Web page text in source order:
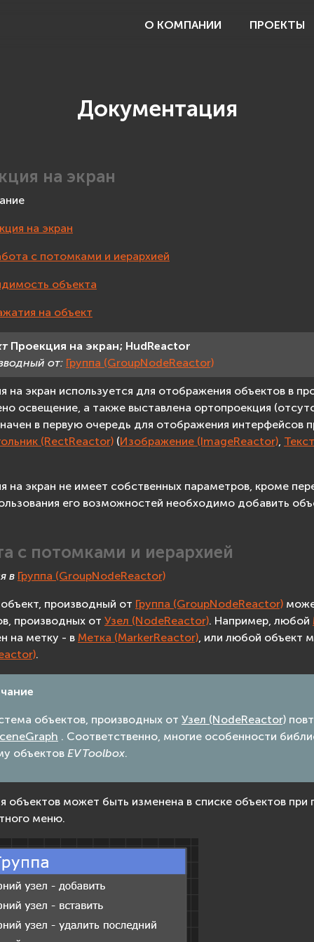
О КОМПАНИИ ПРОЕКТЫ
Документация
на экран
на экран
с потомками и иерархией
объекта
на объект
Проекция на экран; HudReactor
от: Группа (GroupNodeReactor)
на экран используется для отображения объектов в
освещение, а также выставлена ортопроекция
в первую очередь для отображения интерфейсов
(RectReactor) (Изображение (ImageReactor),
на экран не имеет собственных параметров, кроме
его возможностей необходимо добавить
с потомками и иерархией
в Группа (GroupNodeReactor)
производный от Группа (GroupNodeReactor)
производных от Узел (NodeReactor). Например, любой
на метку - в Метка (MarkerReactor), или любой объект
.
объектов, производных от Узел (NodeReactor)
. Соответственно, многие особенности
объектов EV Toolbox.
объектов может быть изменена в списке объектов
меню.